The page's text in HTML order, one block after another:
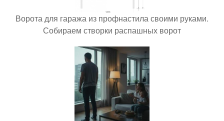
Ворота для гаража из профнастила своими руками.
Собираем створки распашных ворот